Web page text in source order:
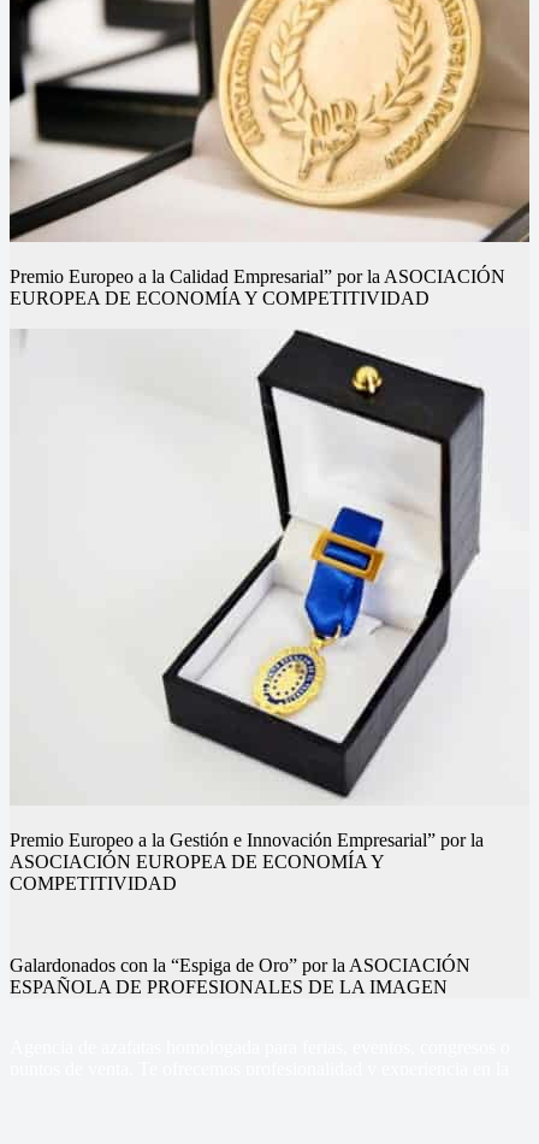
Premio Europeo a la Calidad Empresarial” por la ASOCIACIÓN
EUROPEA DE ECONOMÍA Y COMPETITIVIDAD
Premio Europeo a la Gestión e Innovación Empresarial” por la
ASOCIACIÓN EUROPEA DE ECONOMÍA Y
COMPETITIVIDAD
Galardonados con la “Espiga de Oro” por la ASOCIACIÓN
ESPAÑOLA DE PROFESIONALES DE LA IMAGEN